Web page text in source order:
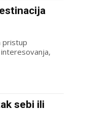
pristup
sebi ili